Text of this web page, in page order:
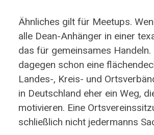
Ähnliches gilt für Meetups.
alle Dean-Anhänger in einer
das für gemeinsames
dagegen schon eine
Landes-, Kreis- und
in Deutschland eher ein Weg,
motivieren. Eine
schließlich nicht jedermanns